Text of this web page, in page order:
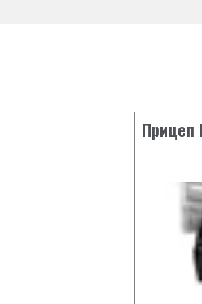
Прицеп